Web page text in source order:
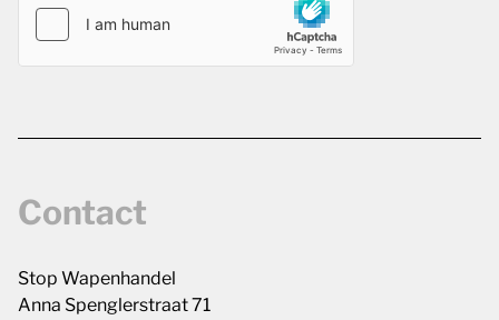
Contact
Stop Wapenhandel
Anna Spenglerstraat 71